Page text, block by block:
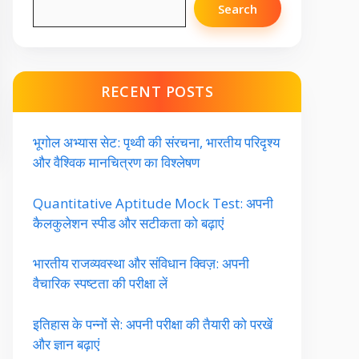
Search
RECENT POSTS
भूगोल अभ्यास सेट: पृथ्वी की संरचना, भारतीय परिदृश्य
और वैश्विक मानचित्रण का विश्लेषण
Quantitative Aptitude Mock Test: अपनी
कैलकुलेशन स्पीड और सटीकता को बढ़ाएं
भारतीय राजव्यवस्था और संविधान क्विज़: अपनी
वैचारिक स्पष्टता की परीक्षा लें
इतिहास के पन्नों से: अपनी परीक्षा की तैयारी को परखें
और ज्ञान बढ़ाएं